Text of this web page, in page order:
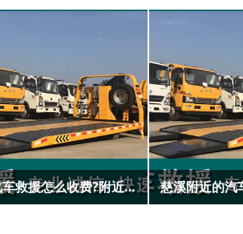
海宁汽车救援怎么收费?附近汽车救援